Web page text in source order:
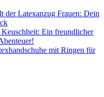
der Latexanzug Frauen: Dein
Ein freundlicher
mit Ringen für